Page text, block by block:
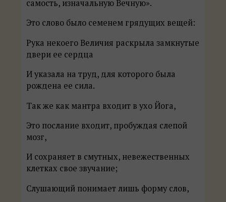
самость, изначальную Вечную».
Это слово было семенем грядущих вещей:
Рука некоего Величия раскрыла замкнутые
двери ее сердца
И указала на труд, для которого была
рождена ее сила.
Так же как мантра входит в ухо Йога,
Это послание входит, пробуждая слепой
мозг,
И сохраняет в смутных, невежественных
клетках свое звучание;
Слушающий понимает лишь форму слов,